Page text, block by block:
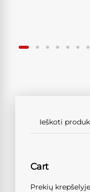
Cart
Prekių